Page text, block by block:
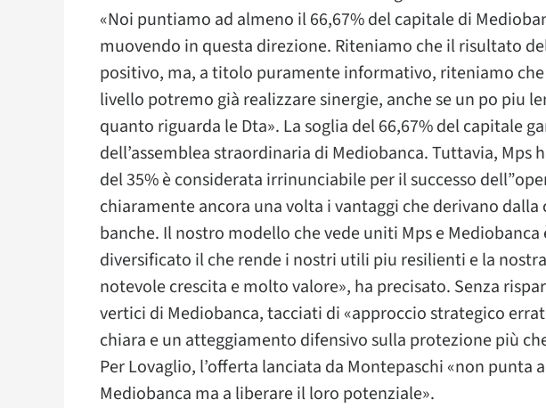
«Noi puntiamo ad almeno il 66,67% del capitale di
muovendo in questa direzione. Riteniamo che il risultato
positivo, ma, a titolo puramente informativo, riteniamo
livello potremo già realizzare sinergie, anche se un po piu
quanto riguarda le Dta». La soglia del 66,67% del capitale
dell’assemblea straordinaria di Mediobanca. Tuttavia, Mps
del 35% è considerata irrinunciabile per il successo
chiaramente ancora una volta i vantaggi che derivano
banche. Il nostro modello che vede uniti Mps e
diversificato il che rende i nostri utili piu resilienti e la
notevole crescita e molto valore», ha precisato. Senza
vertici di Mediobanca, tacciati di «approccio strategico
chiara e un atteggiamento difensivo sulla protezione più
Per Lovaglio, l’offerta lanciata da Montepaschi «non punta
Mediobanca ma a liberare il loro potenziale».